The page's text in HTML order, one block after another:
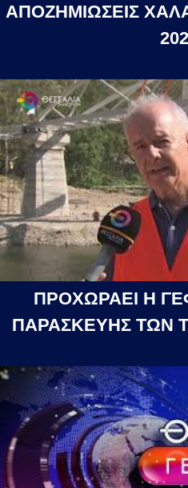
ΑΠΟΖΗΜΙΩΣΕΙΣ
ΠΡΟΧΩΡΑΕΙ Η
ΠΑΡΑΣΚΕΥΗΣ ΤΩΝ